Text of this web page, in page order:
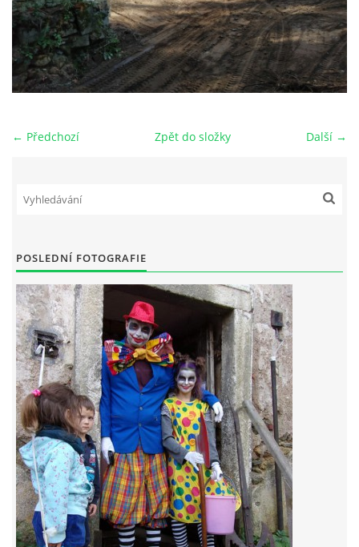
← Předchozí Další →
Zpět do složky
POSLEDNÍ FOTOGRAFIE